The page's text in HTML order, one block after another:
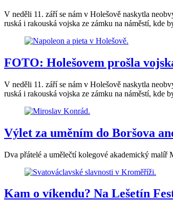
V neděli 11. září se nám v Holešově naskytla
ruská i rakouská vojska ze zámku na náměstí, kde
FOTO: Holešovem prošla
V neděli 11. září se nám v Holešově naskytla
ruská i rakouská vojska ze zámku na náměstí, kde
Výlet za uměním do Boršova
Dva přátelé a umělečtí kolegové akademický
Kam o víkendu? Na Lešetín